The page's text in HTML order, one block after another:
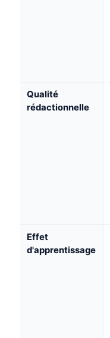
Qualité
rédactionnelle
Effet
d'apprentissage